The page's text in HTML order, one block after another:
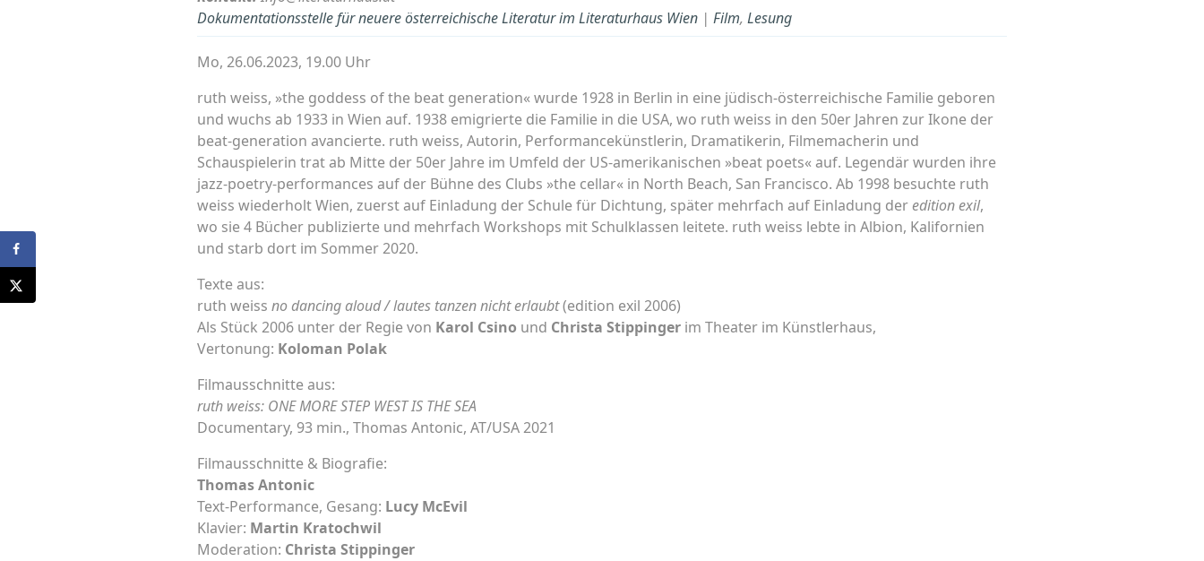
Dokumentationsstelle für neuere österreichische Literatur im Literaturhaus Wien | Film, Lesung
Mo, 26.06.2023, 19.00 Uhr
ruth weiss, »the goddess of the beat generation« wurde 1928 in Berlin in eine jüdisch-österreichische Familie geboren
und wuchs ab 1933 in Wien auf. 1938 emigrierte die Familie in die USA, wo ruth weiss in den 50er Jahren zur Ikone der
beat-generation avancierte. ruth weiss, Autorin, Performancekünstlerin, Dramatikerin, Filmemacherin und
Schauspielerin trat ab Mitte der 50er Jahre im Umfeld der US-amerikanischen »beat poets« auf. Legendär wurden ihre
jazz-poetry-performances auf der Bühne des Clubs »the cellar« in North Beach, San Francisco. Ab 1998 besuchte ruth
weiss wiederholt Wien, zuerst auf Einladung der Schule für Dichtung, später mehrfach auf Einladung deredition exil,
wo sie 4 Bücher publizierte und mehrfach Workshops mit Schulklassen leitete. ruth weiss lebte in Albion, Kalifornien
und starb dort im Sommer 2020.
Texte aus:
ruth weiss no dancing aloud / lautes tanzen nicht erlaubt(edition exil 2006)
Als Stück 2006 unter der Regie von Karol Csino und Christa Stippinger im Theater im Künstlerhaus,
Vertonung: Koloman Polak
Filmausschnitte aus:
ruth weiss: ONE MORE STEP WEST IS THE SEA
Documentary, 93 min., Thomas Antonic, AT/USA 2021
Filmausschnitte & Biografie:
Thomas Antonic
Text-Performance, Gesang: Lucy McEvil
Klavier: Martin Kratochwil
Moderation: Christa Stippinger